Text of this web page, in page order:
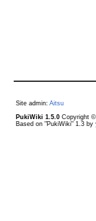
Site admin: Aitsu
PukiWiki 1.5.0Copyright ©
Based on "PukiWiki" 1.3 by